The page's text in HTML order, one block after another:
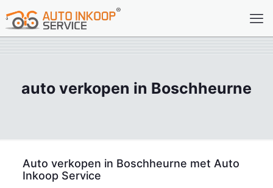
auto verkopen in Boschheurne
Auto verkopen in Boschheurne met Auto
Inkoop Service